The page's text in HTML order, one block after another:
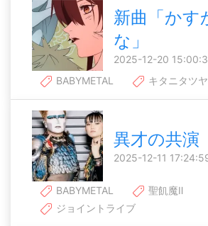
新曲「かす
な」
2025-12-20
BABYMETAL
キタニタツヤ
異才の共演
2025-12-11
BABYMETAL
聖飢魔Ⅱ
ジョイントライブ